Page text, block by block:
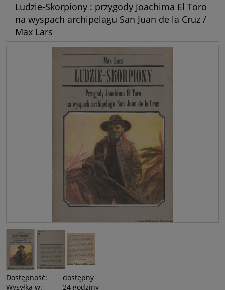
Ludzie-Skorpiony : przygody Joachima El Toro
na wyspach archipelagu San Juan de la Cruz /
Max Lars
Dostępność:
dostępny
Wysyłka w:
24 godziny